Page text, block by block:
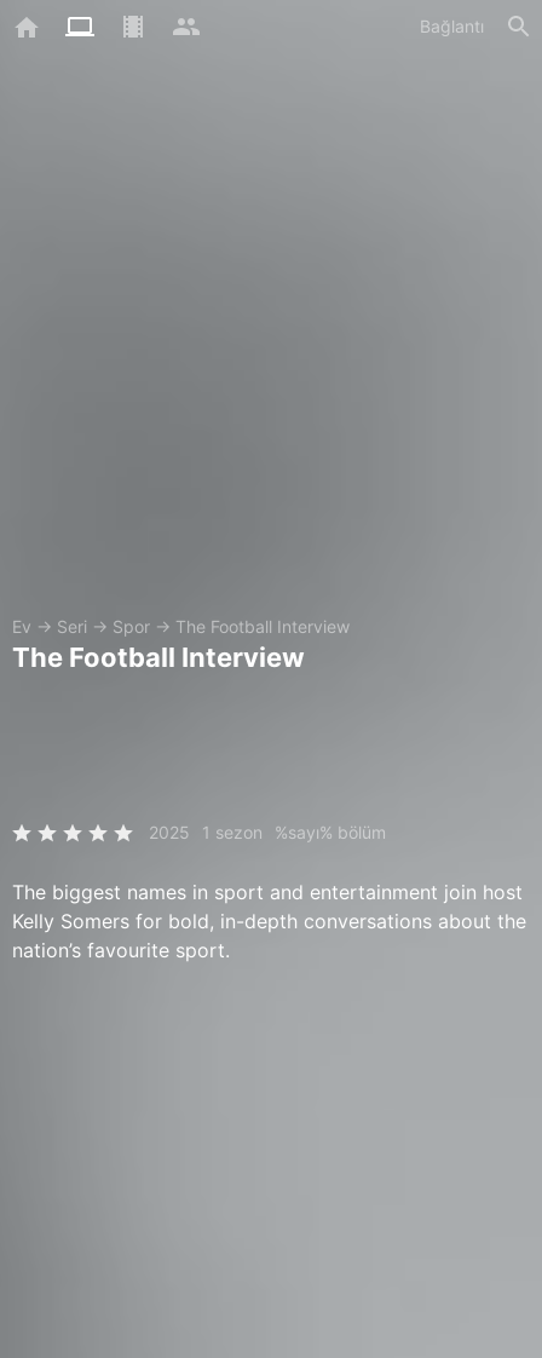
Bağlantı
Ev → Seri → Spor → The Football Interview
The Football Interview
2025 1 sezon %sayı% bölüm
The biggest names in sport and entertainment join host
Kelly Somers for bold, in-depth conversations about the
nation’s favourite sport.